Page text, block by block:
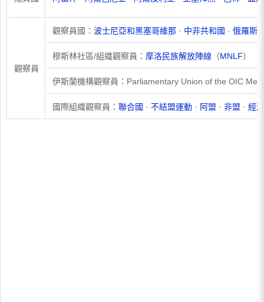
觀察員
觀察員國： 波士尼亞和黑塞哥維那 · 中非共和國 · 俄羅斯
穆斯林社區/組織觀察員： 摩洛民族解放陣線 （MNLF）
伊斯蘭機構觀察員：Parliamentary Union of the OIC
國際組織觀察員： 聯合國 · 不結盟運動 · 阿盟 · 非盟 · 經